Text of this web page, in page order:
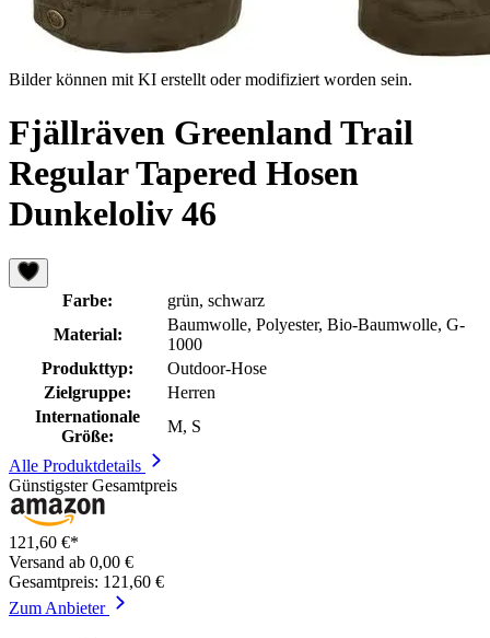
Bilder können mit KI erstellt oder modifiziert worden sein.
Fjällräven Greenland Trail
Regular Tapered Hosen
Dunkeloliv 46
Farbe:
grün, schwarz
Material:
Baumwolle, Polyester, Bio-Baumwolle, G-
1000
Produkttyp:
Outdoor-Hose
Zielgruppe:
Herren
Internationale
Größe:
M, S
Alle Produktdetails
Günstigster Gesamtpreis
121,60 €*
Versand ab 0,00 €
Gesamtpreis: 121,60 €
Zum Anbieter